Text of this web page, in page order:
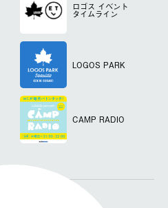
ロゴス イベント
タイムライン
LOGOS PARK
CAMP RADIO